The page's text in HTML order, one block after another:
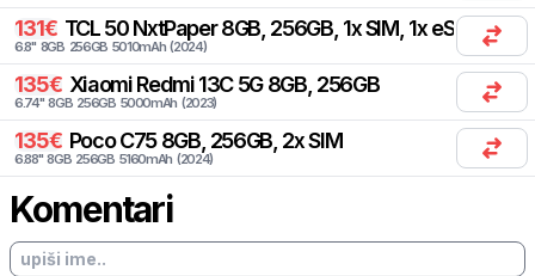
131€ TCL 50 NxtPaper 8GB, 256GB, 1x SIM, 1x eSIM
6.8" 8GB 256GB 5010mAh (2024)
135€ Xiaomi Redmi 13C 5G 8GB, 256GB
6.74" 8GB 256GB 5000mAh (2023)
135€ Poco C75 8GB, 256GB, 2x SIM
6.88" 8GB 256GB 5160mAh (2024)
Komentari